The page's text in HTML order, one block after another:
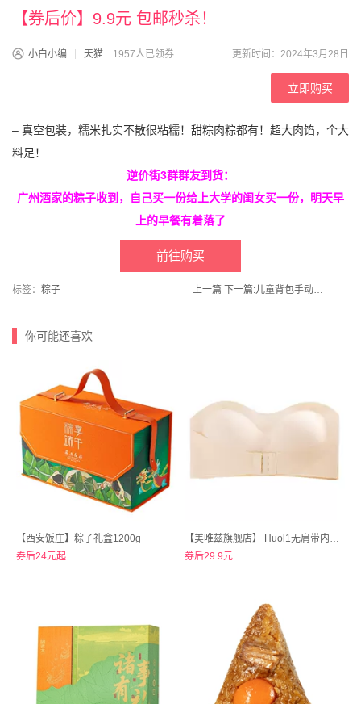
【券后价】9.9元 包邮秒杀！
小白小编 天猫 1957人已领券 更新时间：2024年3月28日
立即购买
– 真空包装，糯米扎实不散很粘糯！甜粽肉粽都有！超大肉馅，个大
料足！
逆价街3群群友到货：
广州酒家的粽子收到，自己买一份给上大学的闺女买一份，明天早
上的早餐有着落了
前往购买
标签： 粽子 上一篇 下一篇: 儿童背包手动呲水枪
你可能还喜欢
【西安饭庄】粽子礼盒1200g
券后24元起
【美唯兹旗舰店】 Huol1无肩带内衣女薄款防走光裹抹胸罩
券后29.9元